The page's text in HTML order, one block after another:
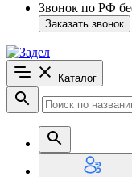
Звонок по РФ
Заказать звонок
Каталог